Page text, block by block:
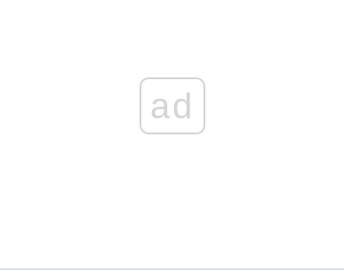
ad